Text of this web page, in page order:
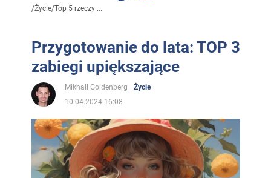
/Życie/Top 5 rzeczy ...
Przygotowanie do lata: TOP 3
zabiegi upiększające
Mikhail Goldenberg
Życie
10.04.2024 16:08